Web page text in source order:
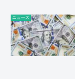
ニュース